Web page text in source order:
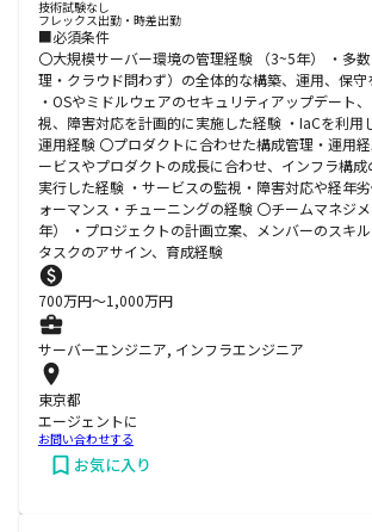
技術試験なし
フレックス出勤・時差出勤
■必須条件
〇大規模サーバー環境の管理経験 （3~5年） ・多
理・クラウド問わず）の全体的な構築、運用、保
・OSやミドルウェアのセキュリティアップデート
視、障害対応を計画的に実施した経験 ・IaCを利用
運用経験 〇プロダクトに合わせた構成管理・運用
ービスやプロダクトの成長に合わせ、インフラ構成
実行した経験 ・サービスの監視・障害対応や経年
ォーマンス・チューニングの経験 〇チームマネジ
年） ・プロジェクトの計画立案、メンバーのスキ
タスクのアサイン、育成経験
700万円〜1,000万円
サーバーエンジニア, インフラエンジニア
東京都
エージェントに
お問い合わせする
お気に入り